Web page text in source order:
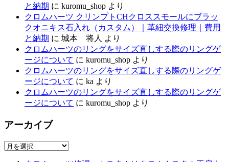
と納期 に kuromu_shop より
クロムハーツ クリンプトCHクロススモールにブラッ
クオニキス石入れ（カスタム）｜革紐交換修理｜費用
と納期 に 城本 将人 より
クロムハーツのリングをサイズ直しする際のリングゲ
ージについて に kuromu_shop より
クロムハーツのリングをサイズ直しする際のリングゲ
ージについて に ka より
クロムハーツのリングをサイズ直しする際のリングゲ
ージについて に kuromu_shop より
アーカイブ
ア